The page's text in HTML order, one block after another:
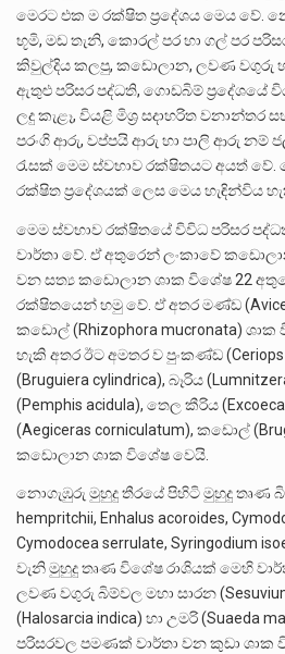
මෙරට එක ම රක්ෂිත ප්‍රදේශය මෙය වේ.
භූමි, මඩ තැනි, කොරල් පර හා ගල් පර
කිවුල්දිය කලපු, කඩොලාන, ලවණ වගුරු හා
ඇතුළු පරිසර පද්ධති, ගොඩබිම් ප්‍රදේශයේ
ලදු කැළෑ, වියළි මිශ්‍ර සදාහරිත
පරංගි ආරු, වප්පයි ආරු හා පාලි ආරු නම්
රැසක් මෙම ස්වභාව රක්ෂිතයට අයත් වේ.
රක්ෂිත ප්‍රදේශයක් ලෙස මෙය හැඳින්විය
මෙම ස්වභාව රක්ෂිතයේ විවිධ පරිසර
වාර්තා වේ. ඒ අතුරෙන් ලංකාවේ
වන සත්‍ය කඩොලාන ශාක විශේෂ 22
රක්ෂිතයෙන් හමු වේ. ඒ අතර මණ්ඩ
කඩොල් (Rhizophora mucronata) ශාක
හැකි අතර ඊට අමතර ව පුංකණ්ඩ
(Bruguiera cylindrica), බෑරිය
(Pemphis acidula), තෙල කීරිය
(Aegiceras corniculatum), කඩොල්
කඩොලාන ශාක විශේෂ වෙයි.
නොගැඹුරු මුහුදු තීරයේ පිහිටි මුහුදු තෘණ
hempritchii, Enhalus acoroides,
Cymodocea serrulate, Syringodium
වැනි මුහුදු තෘණ විශේෂ රාශියක් මෙහි
ලවණ වගුරු බිම්වල මහා සාරන
(Halosarcia indica) හා උමරි (Suaeda
පරිසරවල පමණක් වාර්තා වන කුඩා ශාක